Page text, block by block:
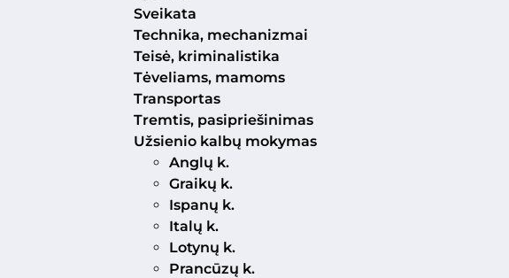
Sveikata
Technika, mechanizmai
Teisė, kriminalistika
Tėveliams, mamoms
Transportas
Tremtis, pasipriešinimas
Užsienio kalbų mokymas
Anglų k.
Graikų k.
Ispanų k.
Italų k.
Lotynų k.
Prancūzų k.